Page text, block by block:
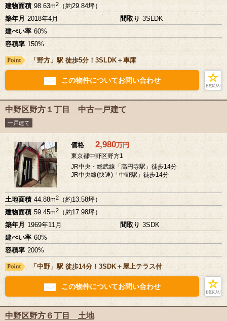
建物面積 98.63m2
（約29.84坪）
築年月 2018年4月 間取り 3SLDK
建ぺい率 60%
容積率 150%
「野方」駅 徒歩5分！3SLDK＋車庫
この物件についてお問い合わせ
中野区野方１丁目 中古一戸建て
一戸建て
価格 2,980万円
東京都中野区野方1
JR中央・総武線「高円寺駅」徒歩14分
JR中央線(快速)「中野駅」徒歩14分
土地面積 44.88m2
（約13.58坪）
建物面積 59.45m2（約17.98坪）
築年月 1969年11月 間取り 3SDK
建ぺい率 60%
容積率 200%
「中野」駅 徒歩14分！3SDK＋屋上テラス付
この物件についてお問い合わせ
中野区野方６丁目 土地